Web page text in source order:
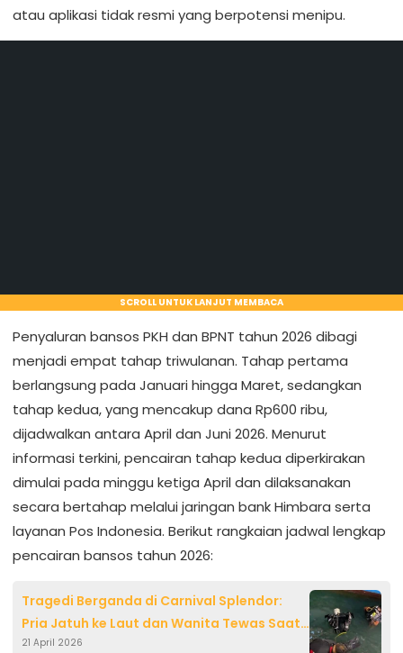
atau aplikasi tidak resmi yang berpotensi menipu.
SCROLL UNTUK LANJUT MEMBACA
Penyaluran bansos PKH dan BPNT tahun 2026 dibagi
menjadi empat tahap triwulanan. Tahap pertama
berlangsung pada Januari hingga Maret, sedangkan
tahap kedua, yang mencakup dana Rp600 ribu,
dijadwalkan antara April dan Juni 2026. Menurut
informasi terkini, pencairan tahap kedua diperkirakan
dimulai pada minggu ketiga April dan dilaksanakan
secara bertahap melalui jaringan bank Himbara serta
layanan Pos Indonesia. Berikut rangkaian jadwal lengkap
pencairan bansos tahun 2026:
Tragedi Berganda di Carnival Splendor:
Pria Jatuh ke Laut dan Wanita Tewas Saat
Snorkeling
21 April 2026